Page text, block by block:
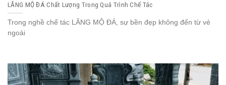
LĂNG MỘ ĐÁ Chất Lượng Trong Quá Trình Chế Tác
Trong nghề chế tác LĂNG MỘ ĐÁ, sự bền đẹp không đến từ vẻ
ngoài